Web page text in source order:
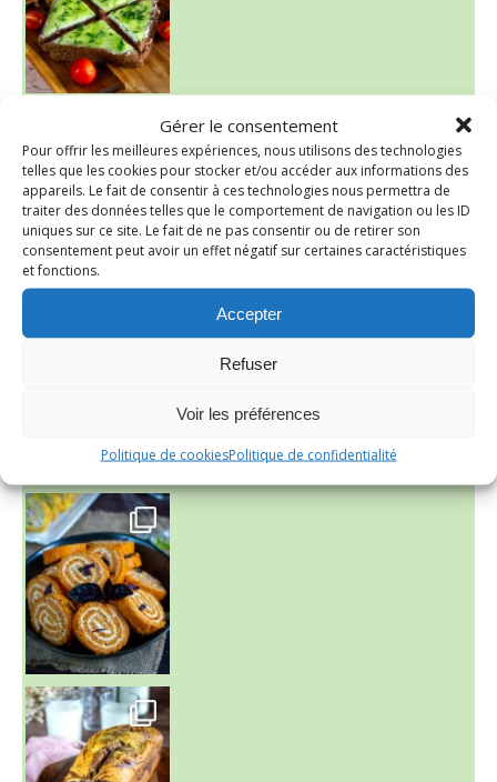
Gérer le consentement
Pour offrir les meilleures expériences, nous utilisons des technologies
telles que les cookies pour stocker et/ou accéder aux informations des
appareils. Le fait de consentir à ces technologies nous permettra de
traiter des données telles que le comportement de navigation ou les ID
uniques sur ce site. Le fait de ne pas consentir ou de retirer son
consentement peut avoir un effet négatif sur certaines caractéristiques
et fonctions.
Accepter
Refuser
Voir les préférences
Politique de cookiesPolitique de confidentialité
Aujourd'hu